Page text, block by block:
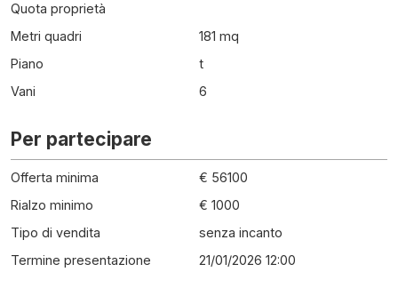
Quota proprietà
Metri quadri
181 mq
Piano
t
Vani
6
Per partecipare
Offerta minima
€ 56100
Rialzo minimo
€ 1000
Tipo di vendita
senza incanto
Termine presentazione
21/01/2026 12:00